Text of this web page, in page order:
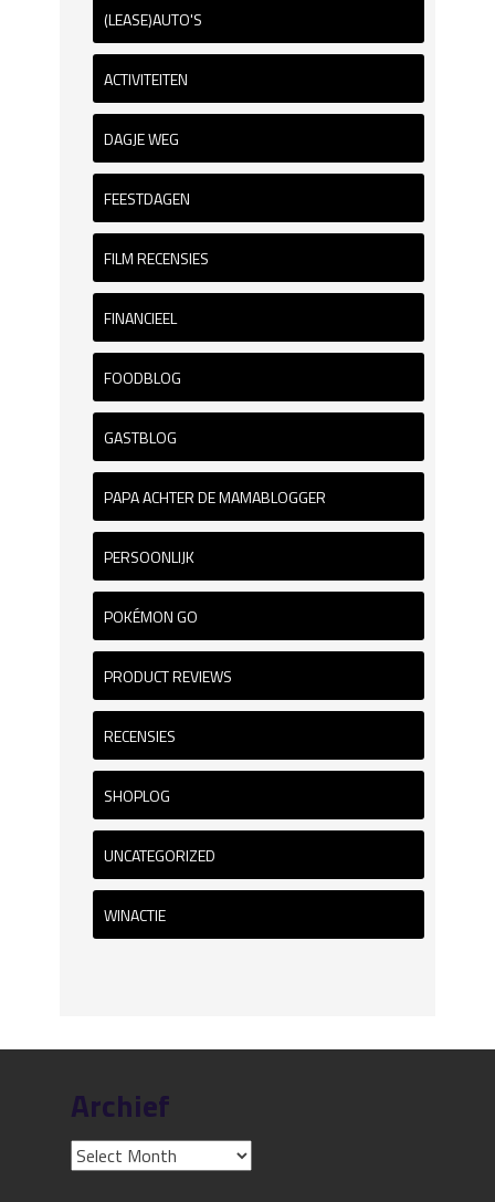
(LEASE)AUTO'S
ACTIVITEITEN
DAGJE WEG
FEESTDAGEN
FILM RECENSIES
FINANCIEEL
FOODBLOG
GASTBLOG
PAPA ACHTER DE MAMABLOGGER
PERSOONLIJK
POKÉMON GO
PRODUCT REVIEWS
RECENSIES
SHOPLOG
UNCATEGORIZED
WINACTIE
Archief